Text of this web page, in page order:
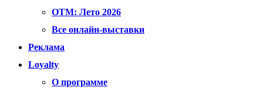
OTM: Лето 2026
Все онлайн-выставки
Реклама
Loyalty
О программе